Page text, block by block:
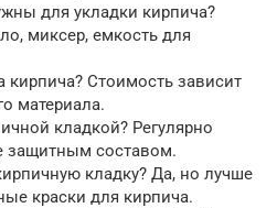
для укладки кирпича?
миксер, емкость для
кирпича? Стоимость зависит
материала.
кладкой? Регулярно
защитным составом.
кладку? Да, но лучше
краски для кирпича.